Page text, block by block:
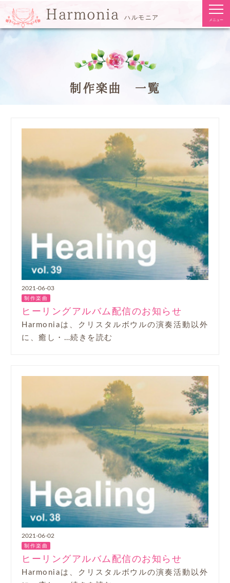
Harmonia ハルモニア メニュー
制作楽曲 一覧
2021-06-03
制作楽曲
ヒーリングアルバム配信のお知らせ
Harmoniaは、クリスタルボウルの演奏活動以外
に、癒し・…続きを読む
2021-06-02
制作楽曲
ヒーリングアルバム配信のお知らせ
Harmoniaは、クリスタルボウルの演奏活動以外